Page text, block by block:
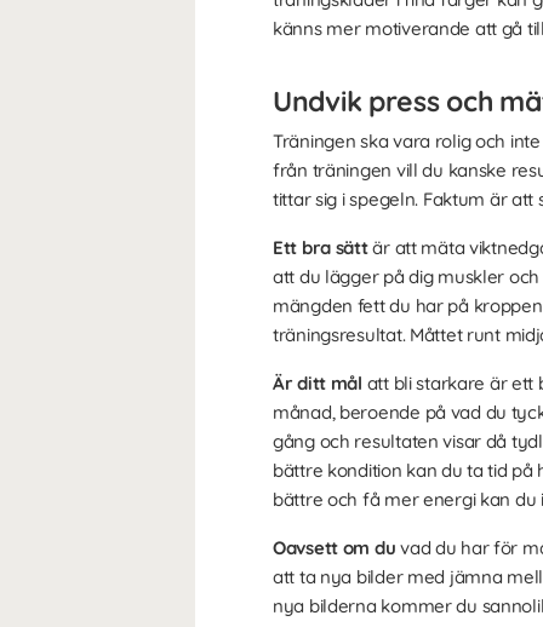
känns mer motiverande att gå
Undvik press och
Träningen ska vara rolig och
från träningen vill du kanske
tittar sig i spegeln. Faktum är
Ett bra sättär att mäta
att du lägger på dig muskler
mängden fett du har på
träningsresultat. Måttet runt
Är ditt mål att bli starkare är ett
månad, beroende på vad du
gång och resultaten visar då
bättre kondition kan du ta tid på
bättre och få mer energi kan
Oavsett om du vad du har för
att ta nya bilder med jämna
nya bilderna kommer du